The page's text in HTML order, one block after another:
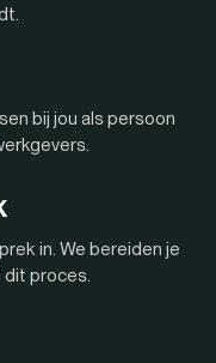
bij jou als persoon
in. We bereiden je
dit proces.